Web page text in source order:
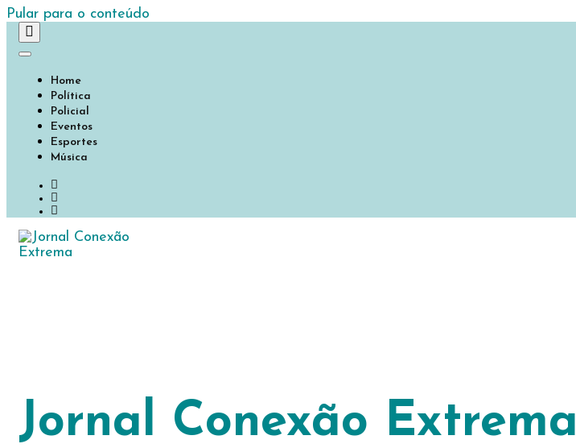
Pular para o conteúdo
Home
Política
Policial
Eventos
Esportes
Música
Jornal Conexão Extrema